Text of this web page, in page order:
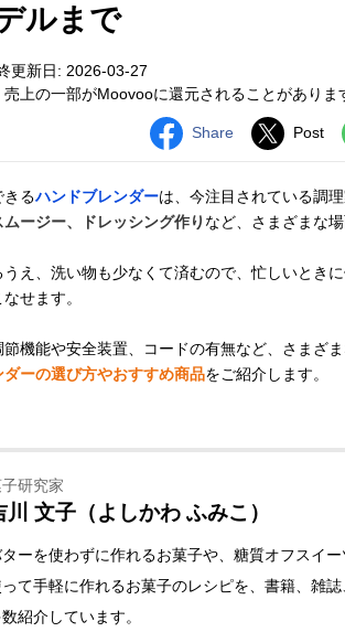
ルまで
更新日: 2026-03-27
上の一部がMoovooに還元されることがありま
Share Post
きるハンドブレンダーは、今注目されている調理
ージー、ドレッシング作り など、さまざまな場
え、洗い物も少なくて済むので、忙しいとき
せます。
機能や安全装置、コードの有無など、さまざ
ーの選び方やおすすめ商品をご紹介します。
研究家
川 文子（よしかわ ふみこ）
ーを使わずに作れるお菓子や、糖質オフスイ
て手軽に作れるお菓子のレシピを、書籍、雑
紹介しています。